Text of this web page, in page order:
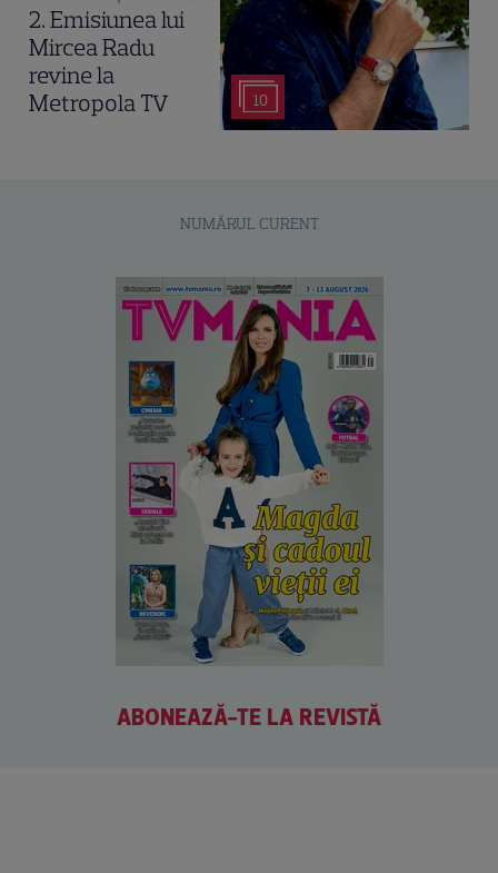
10
2. Emisiunea lui
Mircea Radu
revine la
Metropola TV
NUMĂRUL CURENT
ABONEAZĂ-TE LA REVISTĂ